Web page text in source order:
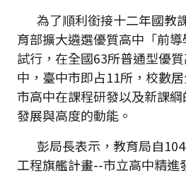
為了順利銜接十二年國教
育部擴大遴選優質高中「前
試行，在全國63所普通型優
中，臺中市即占11所，校數
市高中在課程研發以及新課
發展與高度的動能。
彭局長表示，教育局自
工程旗艦計畫--市立高中精進